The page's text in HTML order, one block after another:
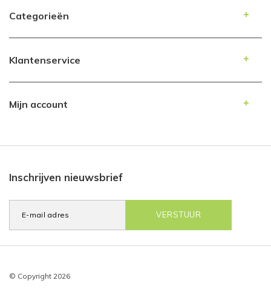
Categorieën
Klantenservice
Mijn account
Inschrijven nieuwsbrief
VERSTUUR
© Copyright 2026